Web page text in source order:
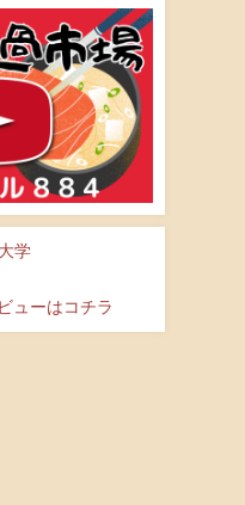
ューはコチラ